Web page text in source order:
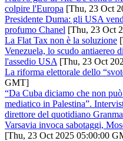
colpire l'Europa [Thu, 23 Oct
Presidente Duma: gli USA
profumo Chanel [Thu, 23 Oct
La Flat Tax non è la soluzione
Venezuela, lo scudo antiaereo
l'assedio USA [Thu, 23 Oct
La riforma elettorale dello
GMT]
“Da Cuba diciamo che non
mediatico in Palestina”.
direttore del quotidiano Granma
Varsavia invoca sabotaggi,
[Thu, 23 Oct 2025 05:00:00